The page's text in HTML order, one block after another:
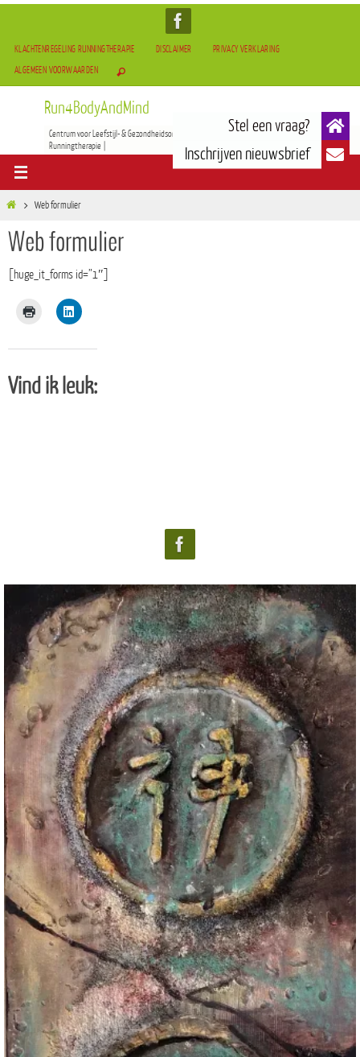
KLACHTENREGELING RUNNINGTHERAPIE DISCLAIMER
PRIVACY VERKLARING
ALGEMEEN VOORWAARDEN
Run4BodyAndMind
Centrum voor Leefstijl- & Gezondheidsontwikkeling | BOCAM Therapie(TCM) | Tai-Chi & Qigong |
Runningtherapie |
Web formulier
Web formulier
[huge_it_forms id=”1″]
Vind ik leuk: